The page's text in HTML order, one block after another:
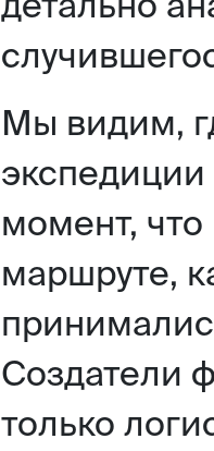
Мы видим,
момент,
маршруте,
Создатели
только